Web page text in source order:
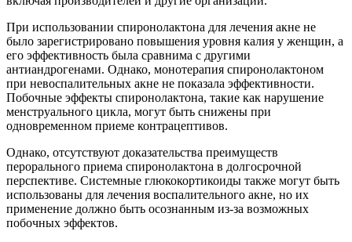
При использовании спиронолактона для лечения акне не
было зарегистрировано повышения уровня калия у женщин, а
его эффективность была сравнима с другими
антиандрогенами. Однако, монотерапия спиронолактоном
при невоспалительных акне не показала эффективности.
Побочные эффекты спиронолактона, такие как нарушение
менструального цикла, могут быть снижены при
одновременном приеме контрацептивов.
Однако, отсутствуют доказательства преимуществ
перорального приема спиронолактона в долгосрочной
перспективе. Системные глюкокортикоиды также могут быть
использованы для лечения воспалительного акне, но их
применение должно быть осознанным из-за возможных
побочных эффектов.